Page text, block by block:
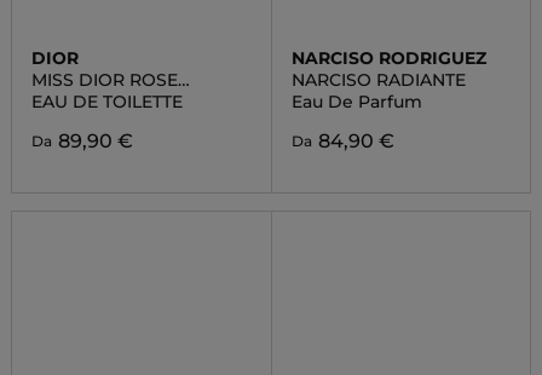
DIOR
MISS DIOR ROSE
N'ROSES
EAU DE TOILETTE
Da 89,90 €
NARCISO RODRIGUEZ
NARCISO RADIANTE
Eau De Parfum
Da 84,90 €